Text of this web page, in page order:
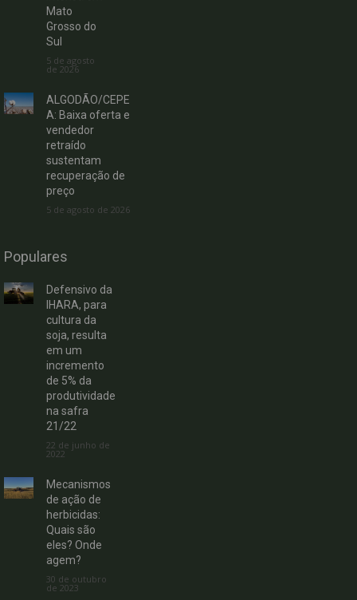
Mato
Grosso do
Sul
5 de agosto
de 2026
ALGODÃO/CEPE
A: Baixa oferta e
vendedor
retraído
sustentam
recuperação de
preço
5 de agosto de 2026
Populares
Defensivo da
IHARA, para
cultura da
soja, resulta
em um
incremento
de 5% da
produtividade
na safra
21/22
22 de junho de
2022
Mecanismos
de ação de
herbicidas:
Quais são
eles? Onde
agem?
30 de outubro
de 2023